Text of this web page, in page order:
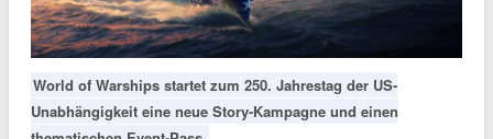
World of Warships startet zum 250. Jahrestag der US-
Unabhängigkeit eine neue Story-Kampagne und einen